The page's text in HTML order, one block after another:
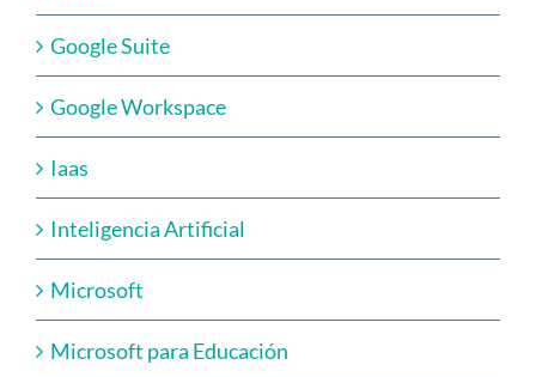
Google Suite
Google Workspace
Iaas
Inteligencia Artificial
Microsoft
Microsoft para Educación